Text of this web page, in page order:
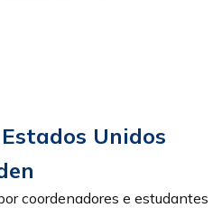
Unidos
coordenadores e estudantes